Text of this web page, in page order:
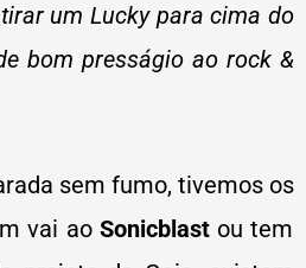
um Lucky para cima do
bom presságio ao rock &
sem fumo, tivemos os
vai ao Sonicblast ou tem